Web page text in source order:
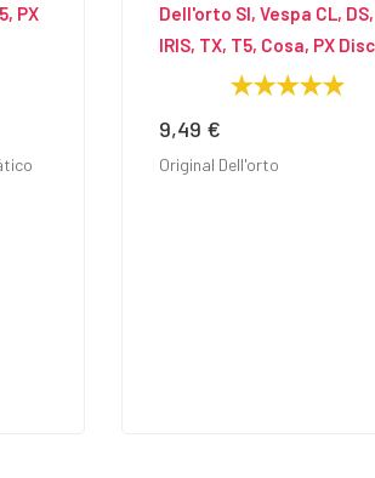
PX
Dell'orto SI, Vespa CL, DS,
IRIS, TX, T5, Cosa, PX
Precio
9,49 €
Original Dell'orto